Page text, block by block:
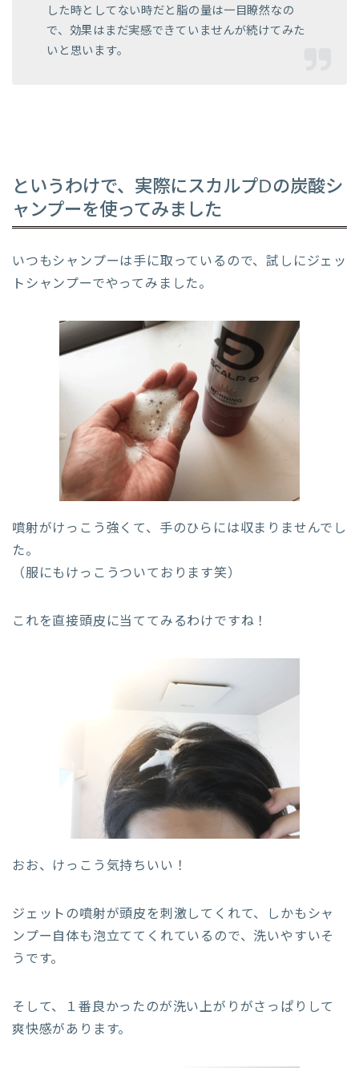
した時としてない時だと脂の量は一目瞭然なの
で、効果はまだ実感できていませんが続けてみた
いと思います。
というわけで、実際にスカルプDの炭酸シ
ャンプーを使ってみました
いつもシャンプーは手に取っているので、試しにジェッ
トシャンプーでやってみました。
噴射がけっこう強くて、手のひらには収まりませんでし
た。
（服にもけっこうついております笑）
これを直接頭皮に当ててみるわけですね！
おお、けっこう気持ちいい！
ジェットの噴射が頭皮を刺激してくれて、しかもシャ
ンプー自体も泡立ててくれているので、洗いやすいそ
うです。
そして、１番良かったのが洗い上がりがさっぱりして
爽快感があります。